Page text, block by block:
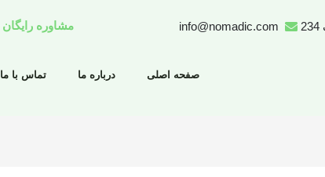
info@nomadic.com مشاوره رایگان
صفحه اصلی درباره ما تماس با ما